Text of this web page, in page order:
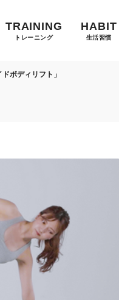
TRAINING
トレーニング
HABIT
生活習慣
ボディリフト」